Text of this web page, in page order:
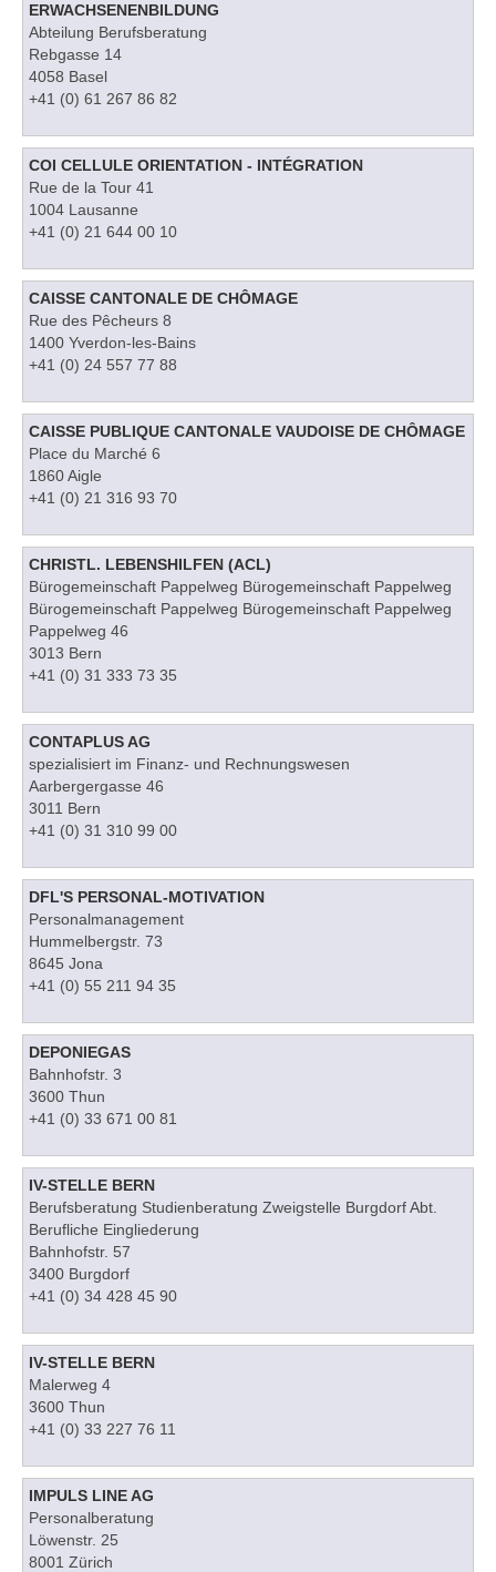
ERWACHSENENBILDUNG
Abteilung Berufsberatung
Rebgasse 14
4058 Basel
+41 (0) 61 267 86 82
COI CELLULE ORIENTATION - INTÉGRATION
Rue de la Tour 41
1004 Lausanne
+41 (0) 21 644 00 10
CAISSE CANTONALE DE CHÔMAGE
Rue des Pêcheurs 8
1400 Yverdon-les-Bains
+41 (0) 24 557 77 88
CAISSE PUBLIQUE CANTONALE VAUDOISE DE CHÔMAGE
Place du Marché 6
1860 Aigle
+41 (0) 21 316 93 70
CHRISTL. LEBENSHILFEN (ACL)
Bürogemeinschaft Pappelweg Bürogemeinschaft Pappelweg
Bürogemeinschaft Pappelweg Bürogemeinschaft Pappelweg
Pappelweg 46
3013 Bern
+41 (0) 31 333 73 35
CONTAPLUS AG
spezialisiert im Finanz- und Rechnungswesen
Aarbergergasse 46
3011 Bern
+41 (0) 31 310 99 00
DFL'S PERSONAL-MOTIVATION
Personalmanagement
Hummelbergstr. 73
8645 Jona
+41 (0) 55 211 94 35
DEPONIEGAS
Bahnhofstr. 3
3600 Thun
+41 (0) 33 671 00 81
IV-STELLE BERN
Berufsberatung Studienberatung Zweigstelle Burgdorf Abt.
Berufliche Eingliederung
Bahnhofstr. 57
3400 Burgdorf
+41 (0) 34 428 45 90
IV-STELLE BERN
Malerweg 4
3600 Thun
+41 (0) 33 227 76 11
IMPULS LINE AG
Personalberatung
Löwenstr. 25
8001 Zürich